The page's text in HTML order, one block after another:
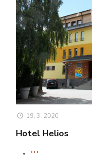
19. 3. 2020
Hotel Helios
***